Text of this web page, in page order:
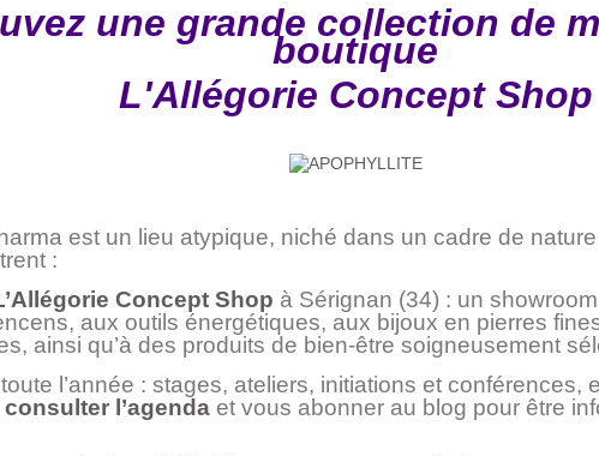
une grande collection de
boutique
L'Allégorie Concept Shop
est un lieu atypique, niché dans un cadre de
:
Concept Shop à Sérignan (34) : un
aux outils énergétiques, aux bijoux en pierres
ainsi qu’à des produits de bien-être soigneusement
l’année : stages, ateliers, initiations et conférences,
consulter l’agenda et vous abonner au blog pour être